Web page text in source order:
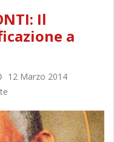
Il
a
12 Marzo 2014